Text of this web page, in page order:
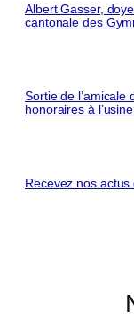
Albert Gasser,
cantonale des
Sortie de l’amicale
honoraires à
Recevez nos